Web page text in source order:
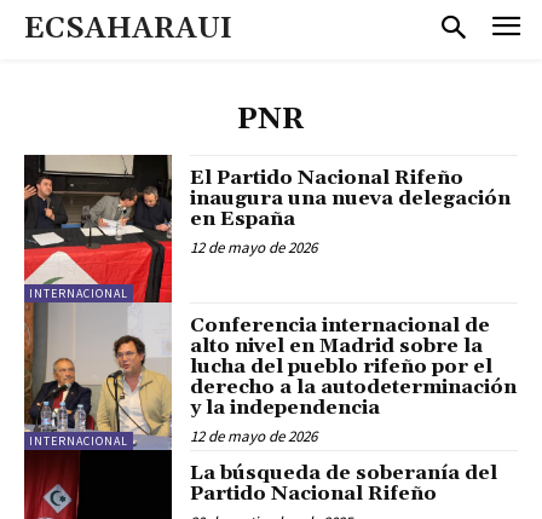
ECSAHARAUI
PNR
INTERNACIONAL
El Partido Nacional Rifeño
inaugura una nueva delegación
en España
12 de mayo de 2026
INTERNACIONAL
Conferencia internacional de
alto nivel en Madrid sobre la
lucha del pueblo rifeño por el
derecho a la autodeterminación
y la independencia
12 de mayo de 2026
La búsqueda de soberanía del
Partido Nacional Rifeño